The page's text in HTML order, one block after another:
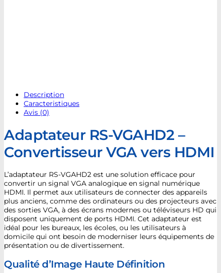
Description
Caracteristiques
Avis (0)
Adaptateur RS-VGAHD2 –
Convertisseur VGA vers HDMI
L’adaptateur RS-VGAHD2 est une solution efficace pour
convertir un signal VGA analogique en signal numérique
HDMI. Il permet aux utilisateurs de connecter des appareils
plus anciens, comme des ordinateurs ou des projecteurs avec
des sorties VGA, à des écrans modernes ou téléviseurs HD qui
disposent uniquement de ports HDMI. Cet adaptateur est
idéal pour les bureaux, les écoles, ou les utilisateurs à
domicile qui ont besoin de moderniser leurs équipements de
présentation ou de divertissement.
Qualité d’Image Haute Définition